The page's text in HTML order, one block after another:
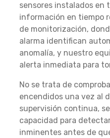
sensores instalados en
información en tiempo
de monitorización,
alarma identifican
anomalía, y nuestro
alerta inmediata para
No se trata de
encendidos una vez al
supervisión continua,
capacidad para
inminentes antes de